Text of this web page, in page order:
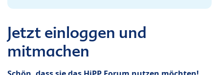
Jetzt einloggen und
mitmachen